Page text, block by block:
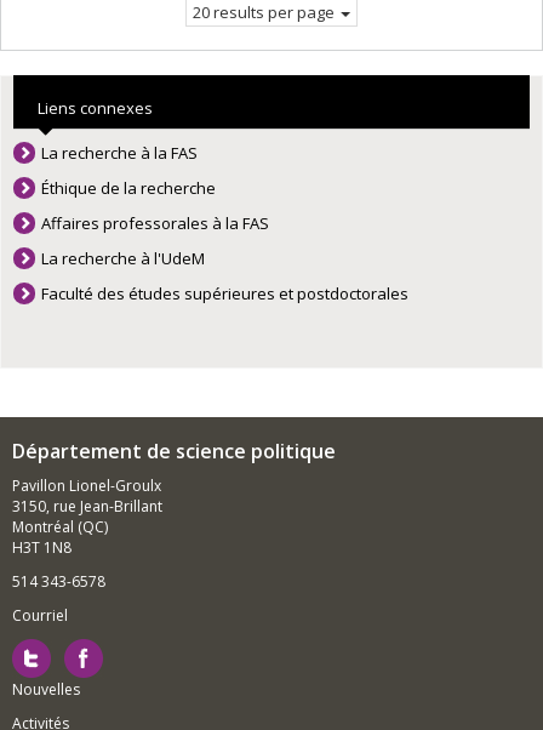
20 results per page
Liens connexes
La recherche à la FAS
Éthique de la recherche
Affaires professorales à la FAS
La recherche à l'UdeM
Faculté des études supérieures et postdoctorales
Département de science politique
Pavillon Lionel-Groulx
3150, rue Jean-Brillant
Montréal (QC)
H3T 1N8
514 343-6578
Courriel
Nouvelles
Activités